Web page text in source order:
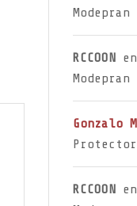
Modepran
RCCOON en
Modepran
Gonzalo
RCCOON en